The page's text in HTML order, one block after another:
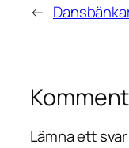
←
Lämna ett svar